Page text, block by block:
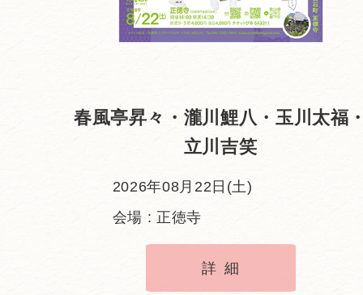
春風亭昇々・瀧川鯉八・玉川太福
立川吉笑
2026年08月22日(土)
会場 : 正徳寺
詳細